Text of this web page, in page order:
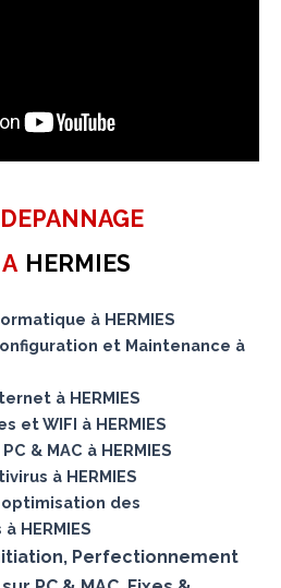
HERMIES
à HERMIES
et Maintenance à
à HERMIES
et WIFI à HERMIES
& MAC à HERMIES
à HERMIES
des
HERMIES
Perfectionnement